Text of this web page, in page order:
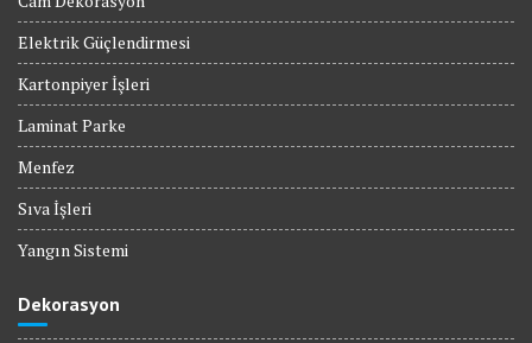
Elektrik Güçlendirmesi
Kartonpiyer İşleri
Laminat Parke
Menfez
Sıva İşleri
Yangın Sistemi
Dekorasyon